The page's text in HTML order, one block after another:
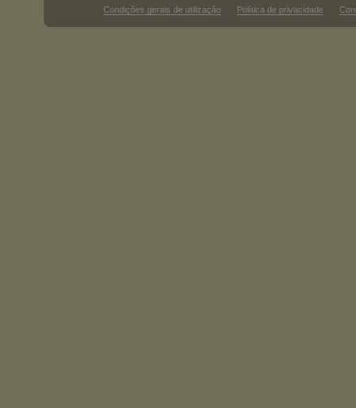
Condições gerais de utilização Política de privacidade